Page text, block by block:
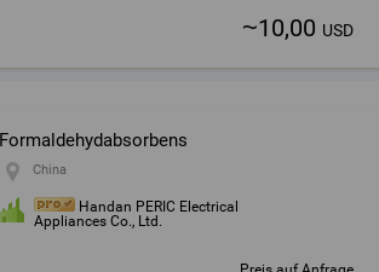
~10,00 USD
Formaldehydabsorbens
China
Handan PERIC Electrical
Appliances Co., Ltd.